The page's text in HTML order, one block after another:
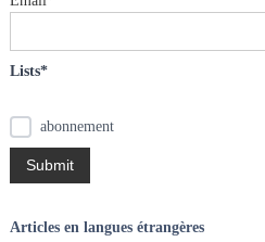
t
i
o
n
d
r
Lists*
abonnement
Articles en langues étrangères